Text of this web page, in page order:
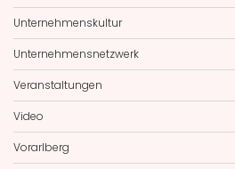
Unternehmenskultur
Unternehmensnetzwerk
Veranstaltungen
Video
Vorarlberg